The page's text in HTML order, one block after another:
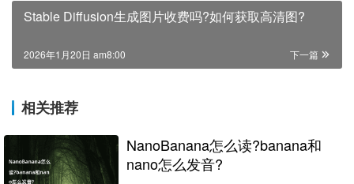
Stable Diffusion生成图片收费吗?如何获取高清图?
下一篇
2026年1月20日 am8:00
相关推荐
NanoBanana怎么读?banana和
nano怎么发音?